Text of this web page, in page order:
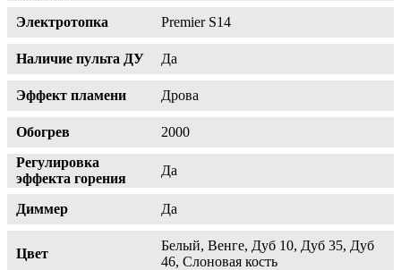
Электротопка Premier S14
Наличие пульта ДУ Да
Эффект пламени Дрова
Обогрев
2000
Регулировка
эффекта горения
Да
Диммер Да
Цвет
Белый, Венге, Дуб 10, Дуб 35, Дуб
46, Слоновая кость